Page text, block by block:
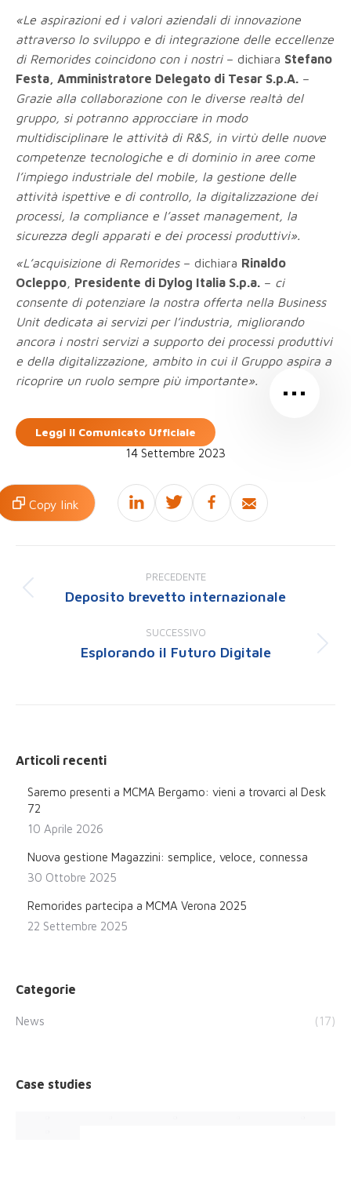
«Le aspirazioni ed i valori aziendali di innovazione
attraverso lo sviluppo e di integrazione delle eccellenze
di Remorides coincidono con i nostri – dichiara Stefano
Festa, Amministratore Delegato di Tesar S.p.A. –
Grazie alla collaborazione con le diverse realtà del
gruppo, si potranno approcciare in modo
multidisciplinare le attività di R&S, in virtù delle nuove
competenze tecnologiche e di dominio in aree come
l’impiego industriale del mobile, la gestione delle
attività ispettive e di controllo, la digitalizzazione dei
processi, la compliance e l’asset management, la
sicurezza degli apparati e dei processi produttivi».
«L’acquisizione di Remorides – dichiara Rinaldo
Ocleppo
Presidente di Dylog Italia S.p.a. – ci
consente di potenziare la nostra offerta nella Business
Unit dedicata ai servizi per l’industria, migliorando
ancora i nostri servizi a supporto dei processi produttivi
e della digitalizzazione, ambito in cui il Gruppo aspira a
ricoprire un ruolo sempre più importante».
Leggi il Comunicato Ufficiale
14 Settembre 2023
Copy link
tra
PRECEDENTE
Post
Deposito brevetto internazionale
SUCCESSIVO
Prossimo
Esplorando il Futuro Digitale
Articoli recenti
Saremo presenti a MCMA Bergamo: vieni a trovarci al Desk
72
10 Aprile 2026
Nuova gestione Magazzini: semplice, veloce, connessa
30 Ottobre 2025
Remorides partecipa a MCMA Verona 2025
22 Settembre 2025
Categorie
News (17)
Case studies
…